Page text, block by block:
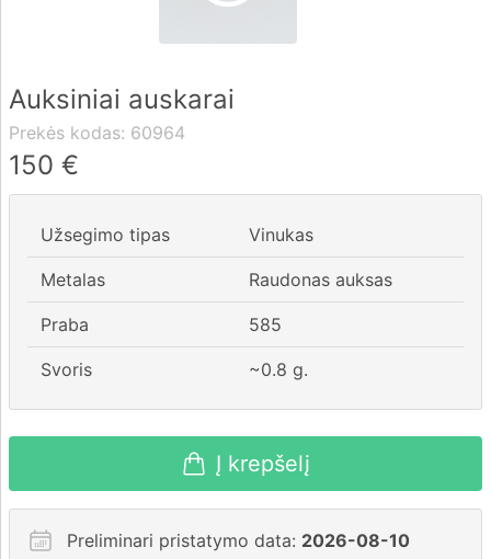
Rekvizitai
Kontaktai
604 42021
Auksiniai auskarai
Prekės kodas: 60964
150 €
Užsegimo tipas Vinukas
Metalas Raudonas auksas
Praba 585
Svoris ~0.8 g.
Į krepšelį
Preliminari pristatymo data: 2026-08-10